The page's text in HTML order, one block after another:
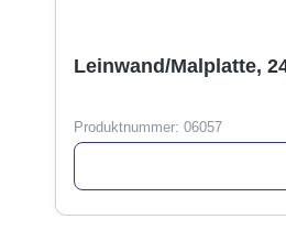
Leinwand/Malplatte,
Produktnummer: 06057